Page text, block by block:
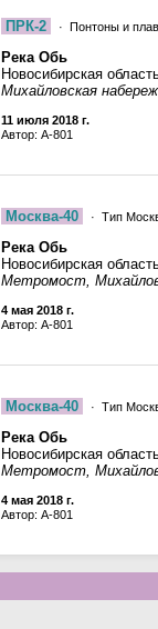
ПРК-2 · Понтоны и
Река Обь
Новосибирская
Михайловская
11 июля 2018 г.
Автор: A-801
Москва-40 · Тип
Река Обь
Новосибирская
Метромост,
4 мая 2018 г.
Автор: A-801
Москва-40 · Тип
Река Обь
Новосибирская
Метромост,
4 мая 2018 г.
Автор: A-801